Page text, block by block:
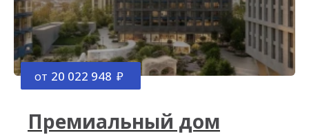
от 20 022 948
Премиальный дом